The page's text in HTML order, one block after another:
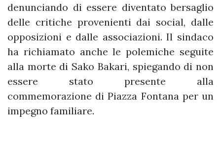
denunciando di essere diventato bersaglio
delle critiche provenienti dai social, dalle
opposizioni e dalle associazioni. Il sindaco
ha richiamato anche le polemiche seguite
alla morte di Sako Bakari, spiegando di non
essere stato presente alla
commemorazione di Piazza Fontana per un
impegno familiare.